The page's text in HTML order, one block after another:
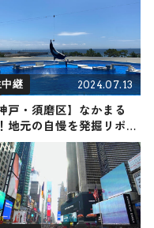
中継 2024.07.13
神戸・須磨区】なかまる
地元の自慢を発掘リポー
年7月13日放送